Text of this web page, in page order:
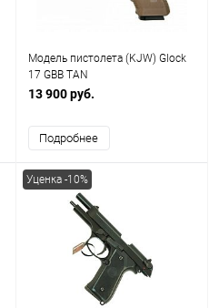
Модель пистолета (KJW) Glock
17 GBB TAN
13 900 руб.
Подробнее
Уценка -10%